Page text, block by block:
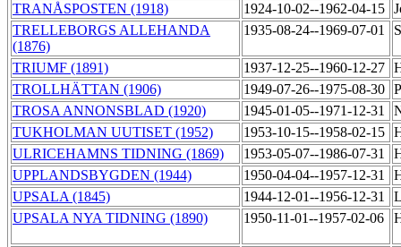
TRANÅSPOSTEN (1918)
1924-10-02--1962-04-15
TRELLEBORGS ALLEHANDA
(1876)
1935-08-24--1969-07-01
TRIUMF (1891) 1937-12-25--1960-12-27
TROLLHÄTTAN (1906)
1949-07-26--1975-08-30
TROSA ANNONSBLAD (1920)
1945-01-05--1971-12-31
TUKHOLMAN UUTISET (1952)
1953-10-15--1958-02-15
ULRICEHAMNS TIDNING (1869)
1953-05-07--1986-07-31
UPPLANDSBYGDEN (1944)
1950-04-04--1957-12-31
UPSALA (1845)
1944-12-01--1956-12-31
UPSALA NYA TIDNING (1890)
1950-11-01--1957-02-06